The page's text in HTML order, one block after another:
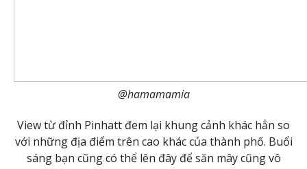
@hamamamia
View từ đỉnh Pinhatt đem lại khung cảnh khác hẳn so
với những địa điểm trên cao khác của thành phố. Buổi
sáng bạn cũng có thể lên đây để săn mây cũng vô